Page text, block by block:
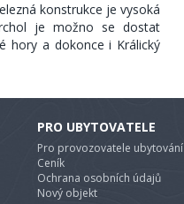
konstrukce je vysoká
je možno se dostat
hory a dokonce i Králický
PRO UBYTOVATELE
Pro provozovatele ubytování
Ceník
Ochrana osobních údajů
Nový objekt